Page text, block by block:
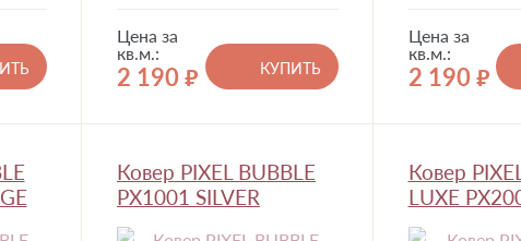
Цена за
кв.м.:
2 190 руб.
КУПИТЬ
Цена за
кв.м.:
2 190 руб.
Ковер PIXEL BUBBLE
PX1001 SILVER
Ковер
LUXE